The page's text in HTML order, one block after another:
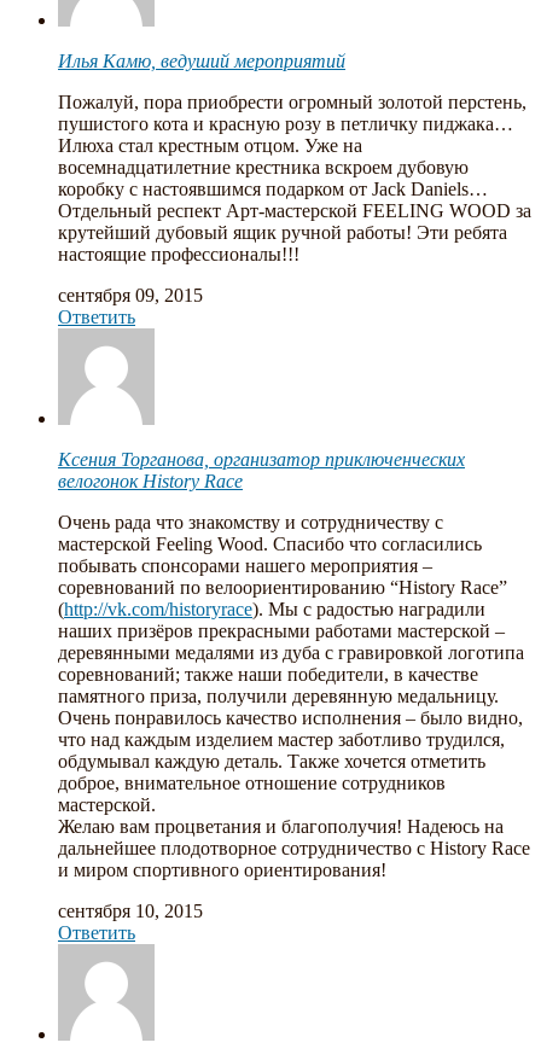
Илья Камю, ведуший мероприятий
Пожалуй, пора приобрести огромный золотой перстень,
пушистого кота и красную розу в петличку пиджака…
Илюха стал крестным отцом. Уже на
восемнадцатилетние крестника вскроем дубовую
коробку с настоявшимся подарком от Jack Daniels…
Отдельный респект Арт-мастерской FEELING WOOD за
крутейший дубовый ящик ручной работы! Эти ребята
настоящие профессионалы!!!
сентября 09, 2015
Ответить
Ксения Торганова, организатор приключенческих
велогонок History Race
Очень рада что знакомству и сотрудничеству с
мастерской Feeling Wood. Спасибо что согласились
побывать спонсорами нашего мероприятия –
соревнований по велоориентированию “History Race”
(http://vk.com/historyrace). Мы с радостью наградили
наших призёров прекрасными работами мастерской –
деревянными медалями из дуба с гравировкой логотипа
соревнований; также наши победители, в качестве
памятного приза, получили деревянную медальницу.
Очень понравилось качество исполнения – было видно,
что над каждым изделием мастер заботливо трудился,
обдумывал каждую деталь. Также хочется отметить
доброе, внимательное отношение сотрудников
мастерской.
Желаю вам процветания и благополучия! Надеюсь на
дальнейшее плодотворное сотрудничество с History Race
и миром спортивного ориентирования!
сентября 10, 2015
Ответить